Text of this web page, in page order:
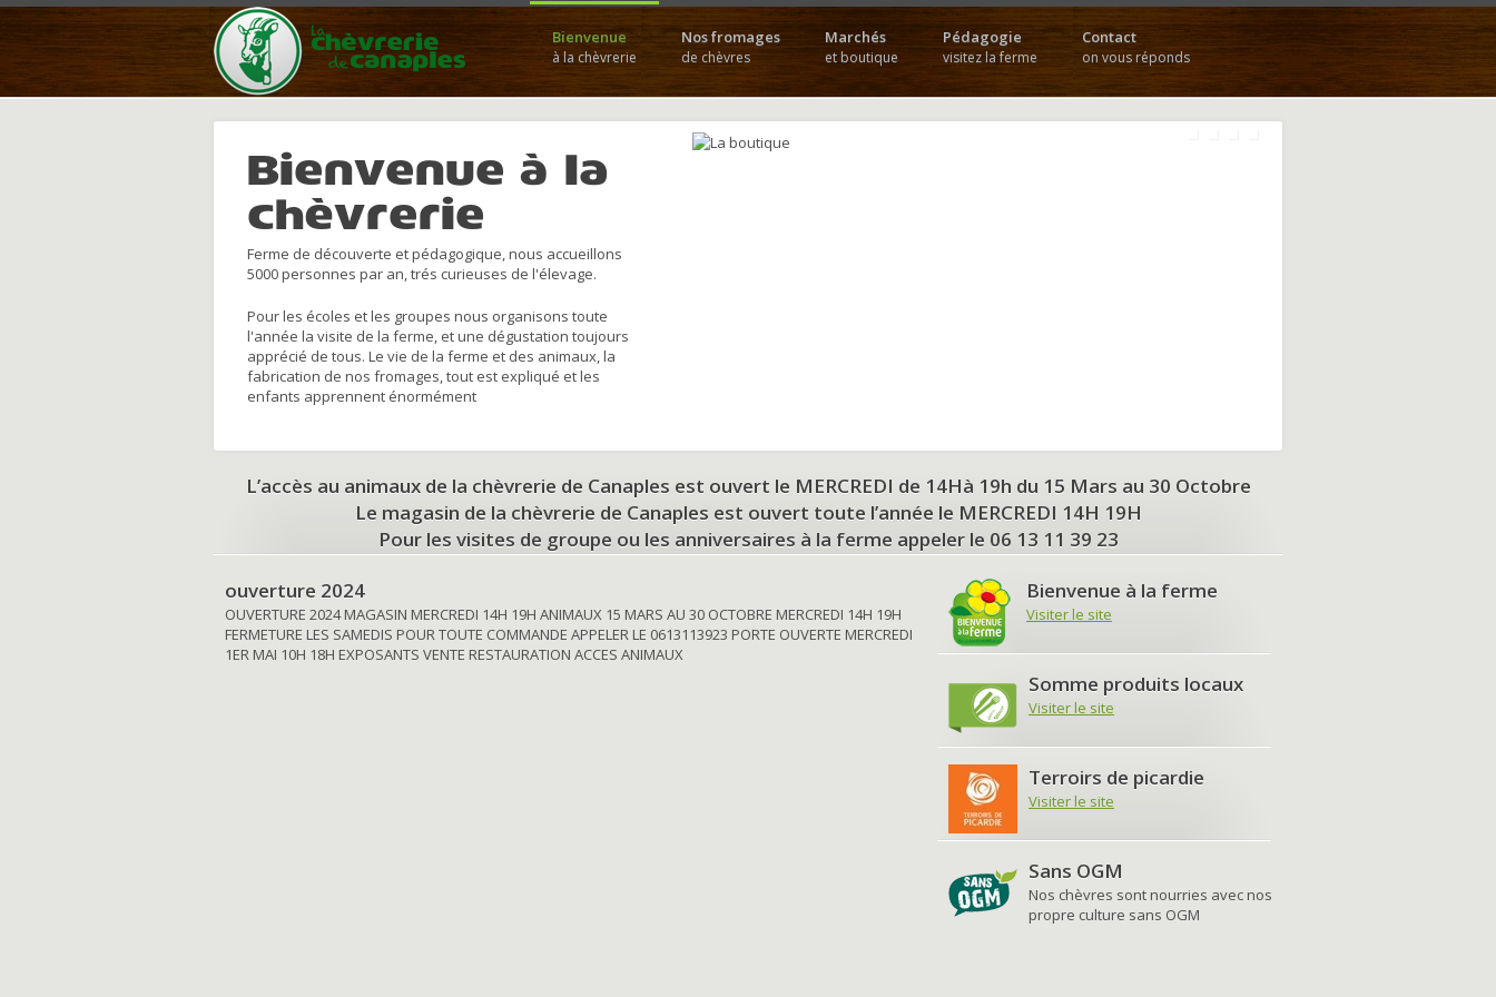
Bienvenue
à la chèvrerie
Nos fromages
de chèvres
Marchés
et boutique
Pédagogie
visitez la ferme
Contact
on vous réponds
Bienvenue à la
chèvrerie
Ferme de découverte et pédagogique, nous accueillons
5000 personnes par an, trés curieuses de l'élevage.
Pour les écoles et les groupes nous organisons toute
l'année la visite de la ferme, et une dégustation toujours
apprécié de tous. Le vie de la ferme et des animaux, la
fabrication de nos fromages, tout est expliqué et les
enfants apprennent énormément
L’accès au animaux de la chèvrerie de Canaples est ouvert le MERCREDI de 14Hà 19h du 15 Mars au 30 Octobre
Le magasin de la chèvrerie de Canaples est ouvert toute l’année le MERCREDI 14H 19H
Pour les visites de groupe ou les anniversaires à la ferme appeler le 06 13 11 39 23
ouverture 2024
OUVERTURE 2024 MAGASIN MERCREDI 14H 19H ANIMAUX 15 MARS AU 30 OCTOBRE MERCREDI 14H 19H
FERMETURE LES SAMEDIS POUR TOUTE COMMANDE APPELER LE 0613113923 PORTE OUVERTE MERCREDI
1ER MAI 10H 18H EXPOSANTS VENTE RESTAURATION ACCES ANIMAUX
Bienvenue à la ferme
Visiter le site
Somme produits locaux
Visiter le site
Terroirs de picardie
Visiter le site
Sans OGM
Nos chèvres sont nourries avec nos
propre culture sans OGM